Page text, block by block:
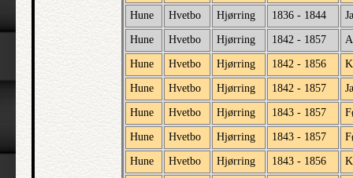
Hune Hvetbo Hjørring 1836 - 1844
Hune Hvetbo Hjørring 1842 - 1857
Hune Hvetbo Hjørring 1842 - 1856
Hune Hvetbo Hjørring 1842 - 1857
Hune Hvetbo Hjørring 1843 - 1857
Hune Hvetbo Hjørring 1843 - 1857
Hune Hvetbo Hjørring 1843 - 1856